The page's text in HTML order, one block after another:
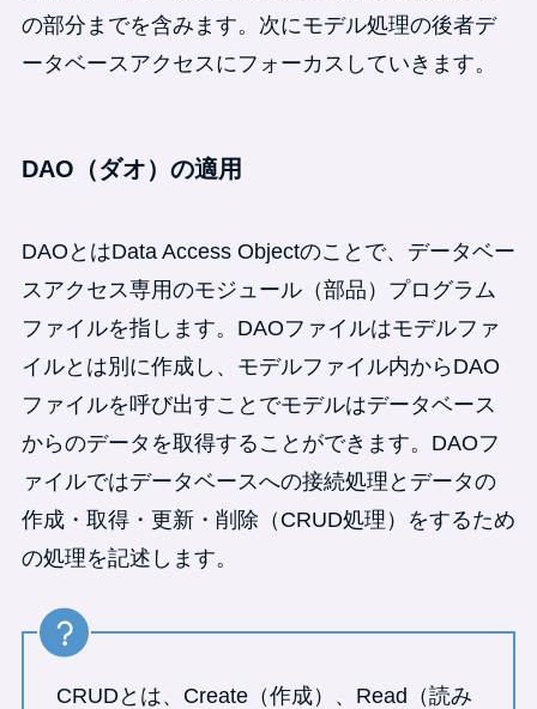
の部分までを含みます。次にモデル処理の後者デ
ータベースアクセスにフォーカスしていきます。
DAO（ダオ）の適用
DAOとはData Access Objectのことで、データベー
スアクセス専用のモジュール（部品）プログラム
ファイルを指します。DAOファイルはモデルファ
イルとは別に作成し、モデルファイル内からDAO
ファイルを呼び出すことでモデルはデータベース
からのデータを取得することができます。DAOフ
ァイルではデータベースへの接続処理とデータの
作成・取得・更新・削除（CRUD処理）をするため
の処理を記述します。
CRUDとは、Create（作成）、Read（読み